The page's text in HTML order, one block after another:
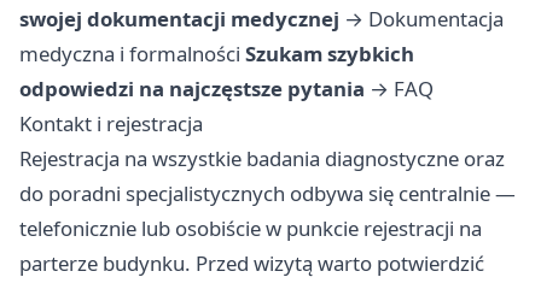
swojej dokumentacji medycznej → Dokumentacja
medyczna i formalności Szukam szybkich
odpowiedzi na najczęstsze pytania → FAQ
Kontakt i rejestracja
Rejestracja na wszystkie badania diagnostyczne oraz
do poradni specjalistycznych odbywa się centralnie —
telefonicznie lub osobiście w punkcie rejestracji na
parterze budynku. Przed wizytą warto potwierdzić